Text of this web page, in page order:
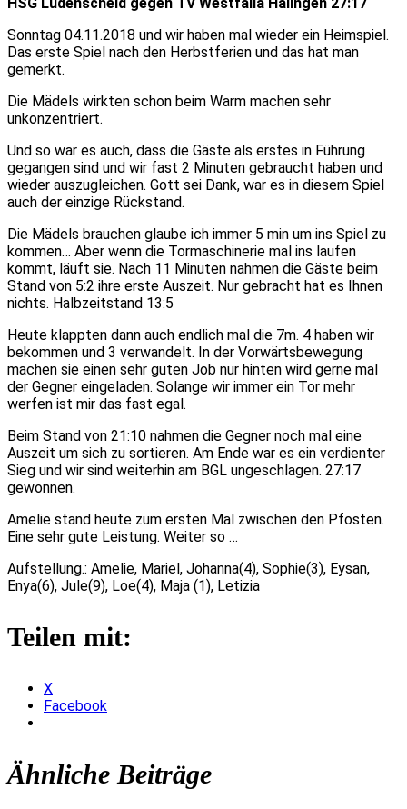
Sonntag 04.11.2018 und wir haben mal wieder ein Heimspiel.
Das erste Spiel nach den Herbstferien und das hat man
gemerkt.
Die Mädels wirkten schon beim Warm machen sehr
unkonzentriert.
Und so war es auch, dass die Gäste als erstes in Führung
gegangen sind und wir fast 2 Minuten gebraucht haben und
wieder auszugleichen. Gott sei Dank, war es in diesem Spiel
auch der einzige Rückstand.
Die Mädels brauchen glaube ich immer 5 min um ins Spiel zu
kommen… Aber wenn die Tormaschinerie mal ins laufen
kommt, läuft sie. Nach 11 Minuten nahmen die Gäste beim
Stand von 5:2 ihre erste Auszeit. Nur gebracht hat es Ihnen
nichts. Halbzeitstand 13:5
Heute klappten dann auch endlich mal die 7m. 4 haben wir
bekommen und 3 verwandelt. In der Vorwärtsbewegung
machen sie einen sehr guten Job nur hinten wird gerne mal
der Gegner eingeladen. Solange wir immer ein Tor mehr
werfen ist mir das fast egal.
Beim Stand von 21:10 nahmen die Gegner noch mal eine
Auszeit um sich zu sortieren. Am Ende war es ein verdienter
Sieg und wir sind weiterhin am BGL ungeschlagen. 27:17
gewonnen.
Amelie stand heute zum ersten Mal zwischen den Pfosten.
Eine sehr gute Leistung. Weiter so …
Aufstellung.: Amelie, Mariel, Johanna(4), Sophie(3), Eysan,
Enya(6), Jule(9), Loe(4), Maja (1), Letizia
Teilen mit:
X
Facebook
Ähnliche Beiträge